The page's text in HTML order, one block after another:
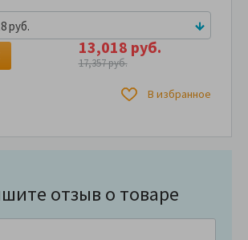
руб.
13,018 руб.
17,357 руб.
В избранное
отзыв о товаре